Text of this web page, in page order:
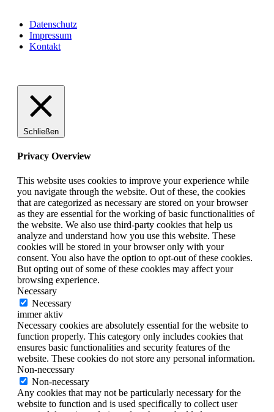
Datenschutz
Impressum
Kontakt
Schließen
Privacy Overview
This website uses cookies to improve your experience while
you navigate through the website. Out of these, the cookies
that are categorized as necessary are stored on your browser
as they are essential for the working of basic functionalities of
the website. We also use third-party cookies that help us
analyze and understand how you use this website. These
cookies will be stored in your browser only with your
consent. You also have the option to opt-out of these cookies.
But opting out of some of these cookies may affect your
browsing experience.
Necessary
Necessary
immer aktiv
Necessary cookies are absolutely essential for the website to
function properly. This category only includes cookies that
ensures basic functionalities and security features of the
website. These cookies do not store any personal information.
Non-necessary
Non-necessary
Any cookies that may not be particularly necessary for the
website to function and is used specifically to collect user